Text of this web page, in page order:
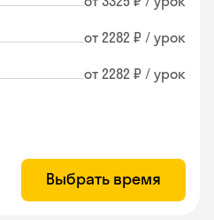
от 2282 ₽ / урок
от 2282 ₽ / урок
Выбрать время